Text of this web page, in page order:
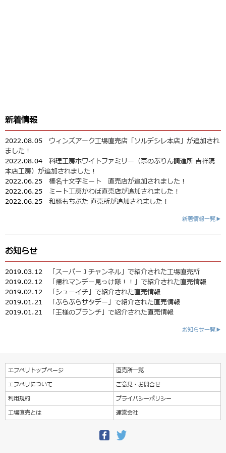
新着情報
2022.08.05 ウィンズアーク工場直売店「ソルデシレ本店」が追加され
ました！
2022.08.04 料理工房ホワイトファミリー（京のぷりん調進所 吉祥院
本店工房）が追加されました！
2022.06.25 榛名十文字ミート 直売店が追加されました！
2022.06.25 ミート工房かわば直売店が追加されました！
2022.06.25 和豚もちぶた 直売所が追加されました！
新着情報一覧▶
お知らせ
2019.03.12
「スーパーＪチャンネル」で紹介された工場直売所
2019.02.12
「帰れマンデー見っけ隊！！」で紹介された直売情報
2019.02.12
「シューイチ」で紹介された直売情報
2019.01.21
「ぶらぶらサタデー」で紹介された直売情報
2019.01.21
「王様のブランチ」で紹介された直売情報
お知らせ一覧▶
エフペリトップページ
直売所一覧
エフペリについて
ご意見・お問合せ
利用規約
プライバシーポリシー
工場直売とは
運営会社